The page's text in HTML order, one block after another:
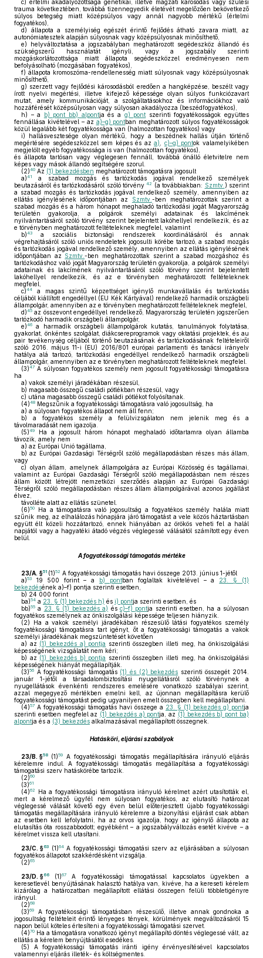
c) értelmi akadályozottsága genetikai, illetve magzati károsodás vagy szülési
trauma következtében, továbbá tizennegyedik életévét megelőzően bekövetkező
súlyos betegség miatt középsúlyos vagy annál nagyobb mértékű (értelmi
fogyatékos),
d) állapota a személyiség egészét érintő fejlődés átható zavara miatt, az
autonómiatesztek alapján súlyosnak vagy középsúlyosnak minősíthető,
e) helyváltoztatása a jogszabályban meghatározott segédeszköz állandó és
szükségszerű használatát igényli, vagy a jogszabály szerinti
mozgáskorlátozottsága miatt állapota segédeszközzel eredményesen nem
befolyásolható (mozgásában fogyatékos),
f) állapota kromoszóma-rendellenesség miatt súlyosnak vagy középsúlyosnak
minősíthető,
g) szerzett vagy fejlődési károsodásból eredően a hangképzése, beszélt vagy
írott nyelvi megértési, illetve kifejező képessége olyan súlyos funkciózavart
mutat, amely kommunikációját, a szolgáltatásokhoz és információkhoz való
hozzáférését középsúlyosan vagy súlyosan akadályozza (beszédfogyatékos),
h) – a b) pont bb) alpontja és a g) pont szerinti fogyatékosságok együttes
fennállása kivételével – az a)–g) pontban meghatározott súlyos fogyatékosságok
közül legalább két fogyatékossága van (halmozottan fogyatékos) vagy
i) hallásvesztesége olyan mértékű, hogy a beszédnek hallás útján történő
megértésére segédeszközzel sem képes és aza) c)–g) pontok valamelyikében
megjelölt egyéb fogyatékossága is van (halmozottan fogyatékos),
és állapota tartósan vagy véglegesen fennáll, továbbá önálló életvitelre nem
képes vagy mások állandó segítségére szorul.
(2)40 Az (1) bekezdésben meghatározott támogatásra jogosult
a)41
a szabad mozgás és tartózkodás jogával rendelkező személyek
beutazásáról és tartózkodásáról szóló törvény 42 (a továbbiakban: Szmtv. ) szerint
a szabad mozgás és tartózkodás jogával rendelkező személy, amennyiben az
ellátás igénylésének időpontjában az Szmtv. -ben meghatározottak szerint a
szabad mozgás és a három hónapot meghaladó tartózkodási jogát Magyarország
területén gyakorolja, a polgárok személyi adatainak és lakcímének
nyilvántartásáról szóló törvény szerint bejelentett lakóhellyel rendelkezik, és az
e törvényben meghatározott feltételeknek megfelel, valamint
b)43
a szociális biztonsági rendszerek koordinálásáról és annak
végrehajtásáról szóló uniós rendeletek jogosulti körébe tartozó, a szabad mozgás
és tartózkodás jogával rendelkező személy, amennyiben az ellátás igénylésének
időpontjában az Szmtv.-ben meghatározottak szerint a szabad mozgáshoz és
tartózkodáshoz való jogát Magyarország területén gyakorolja, a polgárok személyi
adatainak és lakcímének nyilvántartásáról szóló törvény szerint bejelentett
lakóhellyel rendelkezik, és az e törvényben meghatározott feltételeknek
megfelel,
c)44
a magas szintű képzettséget igénylő munkavállalás és tartózkodás
céljából kiállított engedéllyel (EU Kék Kártyával) rendelkező harmadik országbeli
állampolgár, amennyiben az e törvényben meghatározott feltételeknek megfelel,
d)45 az összevont engedéllyel rendelkező, Magyarország területén jogszerűen
tartózkodó harmadik országbeli állampolgár,
e)46
a harmadik országbeli állampolgárok kutatás, tanulmányok folytatása,
gyakorlat, önkéntes szolgálat, diákcsereprogramok vagy oktatási projektek, és au
pair tevékenység céljából történő beutazásának és tartózkodásának feltételeiről
szóló 2016. május 11-i (EU) 2016/801 európai parlamenti és tanácsi irányelv
hatálya alá tartozó, tartózkodási engedéllyel rendelkező harmadik országbeli
állampolgár, amennyiben az e törvényben meghatározott feltételeknek megfelel.
(3)47 A súlyosan fogyatékos személy nem jogosult fogyatékossági támogatásra
ha
a) vakok személyi járadékában részesül,
b) magasabb összegű családi pótlékban részesül, vagy
c) utána magasabb összegű családi pótlékot folyósítanak.
(4)48 Megszűnik a fogyatékossági támogatásra való jogosultság, ha
a) a súlyosan fogyatékos állapot nem áll fenn;
b) a fogyatékos személy a felülvizsgálaton nem jelenik meg és a
távolmaradását nem igazolja.
(5)49
Ha a jogosult három hónapot meghaladó időtartamra olyan államba
távozik, amely nem
a) az Európai Unió tagállama,
b) az Európai Gazdasági Térségről szóló megállapodásban részes más állam,
vagy
c) olyan állam, amelynek állampolgára az Európai Közösség és tagállamai,
valamint az Európai Gazdasági Térségről szóló megállapodásban nem részes
állam között létrejött nemzetközi szerződés alapján az Európai Gazdasági
Térségről szóló megállapodásban részes állam állampolgárával azonos jogállást
élvez,
távolléte alatt az ellátás szünetel.
(6)50
Ha a támogatásra való jogosultság a fogyatékos személy halála miatt
szűnik meg, az elhalálozás hónapjára járó támogatást a vele közös háztartásban
együtt élt közeli hozzátartozó, ennek hiányában az örökös veheti fel a halál
napjától vagy a hagyatéki átadó végzés véglegessé válásától számított egy éven
belül.
A fogyatékossági támogatás mértéke
23/A. §51 (1)52 A fogyatékossági támogatás havi összege 2013. június 1-jétől
a)53 19 500 forint – a b) pontban foglaltak kivételével – a 23. § (1)
bekezdésének a)–f) pontja szerinti esetben,
b) 24 000 forint
ba)54 a 23. § (1) bekezdés h) és i) pontja szerinti esetben, és
bb)55 a 23. § (1) bekezdés a) és c)–f) pontja szerinti esetben, ha a súlyosan
fogyatékos személynek az önkiszolgálási képessége teljesen hiányzik.
(2) Ha a vakok személyi járadékában részesülő látási fogyatékos személy
fogyatékossági támogatásra tart igényt, őt a fogyatékossági támogatás a vakok
személyi járadékának megszüntetését követően
a) az (1) bekezdés a) pontja szerinti összegben illeti meg, ha önkiszolgálási
képességének vizsgálatát nem kéri;
b) az (1) bekezdés b) pontja szerinti összegben illeti meg, ha önkiszolgálási
képességének hiányát megállapítják.
(3)56 A fogyatékossági támogatás (1) és (2) bekezdés szerinti összegét 2014.
január 1-jétől a társadalombiztosítási nyugellátásról szóló törvénynek a
nyugellátások évenkénti rendszeres emelésére vonatkozó szabályai szerint,
azzal megegyező mértékben emelni kell, az újonnan megállapításra kerülő
fogyatékossági támogatást pedig ugyanilyen emelt összegben kell megállapítani.
(4)57 A fogyatékossági támogatás havi összege a 23. § (1) bekezdés g) pontja
szerinti esetben megfelel az (1) bekezdés a) pontja, az (1) bekezdés b) pont ba)
alpontja és a (3) bekezdés alkalmazásával megállapított összegnek.
Hatásköri, eljárási szabályok
23/B. §58 (1)59
A fogyatékossági támogatás megállapítására irányuló eljárás
kérelemre indul. A fogyatékossági támogatás megállapítása a fogyatékossági
támogatási szerv hatáskörébe tartozik.
(2)60
(3)61
(4)62
Ha a fogyatékossági támogatásra irányuló kérelmet azért utasították el,
mert a kérelmező ügyfél nem súlyosan fogyatékos, az elutasító határozat
véglegessé válását követő egy éven belül előterjesztett újabb fogyatékossági
támogatás megállapítására irányuló kérelemre a bizonyítási eljárást csak abban
az esetben kell lefolytatni, ha az orvos igazolja, hogy az igénylő állapota az
elutasítás óta rosszabbodott; egyébként – a jogszabályváltozás esetét kivéve – a
kérelmet vissza kell utasítani.
23/C. §63 (1)64A fogyatékossági támogatási szerv az eljárásában a súlyosan
fogyatékos állapotot szakkérdésként vizsgálja.
(2)65
23/D. §66 (1)67A fogyatékossági támogatással kapcsolatos ügyekben a
keresetlevél benyújtásának halasztó hatálya van, kivéve, ha a kereseti kérelem
kizárólag a határozatban megállapított ellátási összegen felüli többletigényre
irányul.
(2)68
(3)69
A fogyatékossági támogatásban részesülő, illetve annak gondnoka a
jogosultság feltételeit érintő lényeges tények, körülmények megváltozásáról 15
napon belül köteles értesíteni a fogyatékossági támogatási szervet.
(4)70 Ha a támogatásra vonatkozó igényt megállapító döntés véglegessé vált, az
ellátás a kérelem benyújtásától esedékes.
(5) A fogyatékossági támogatás iránti igény érvényesítésével kapcsolatos
valamennyi eljárás illeték- és költségmentes.